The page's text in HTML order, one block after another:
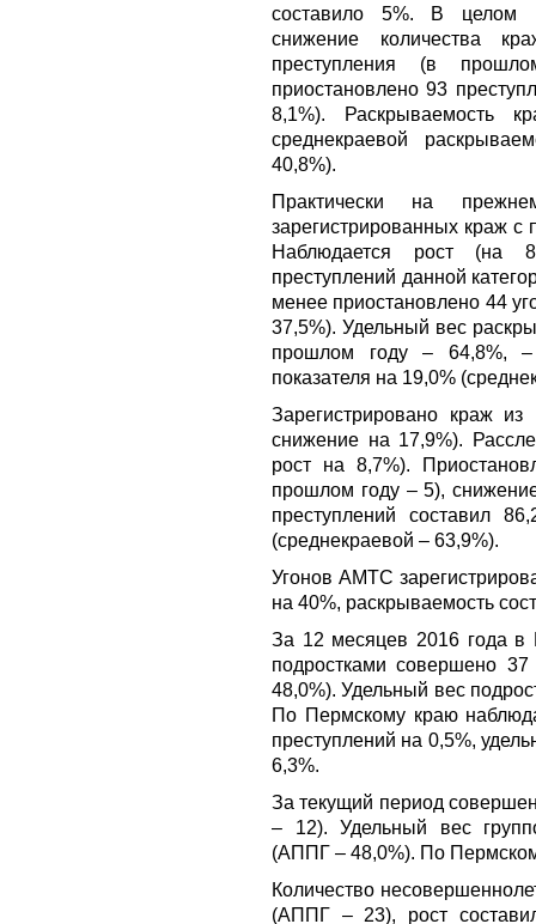
составило 5%. В целом
снижение количества
преступления (в
приостановлено 93
8,1%). Раскрываемость
среднекраевой
40,8%).
Практически на
зарегистрированных краж с
Наблюдается рост (на
преступлений данной
менее приостановлено 44
37,5%). Удельный вес
прошлом году – 64,8%, –
показателя на 19,0%
Зарегистрировано краж
снижение на 17,9%).
рост на 8,7%).
прошлом году – 5),
преступлений составил
(среднекраевой – 63,9%).
Угонов АМТС
на 40%, раскрываемость
За 12 месяцев 2016 года в
подростками совершено
48,0%). Удельный вес
По Пермскому краю
преступлений на 0,5%,
6,3%.
За текущий период
– 12). Удельный вес
(АППГ – 48,0%). По
Количество
(АППГ – 23), рост